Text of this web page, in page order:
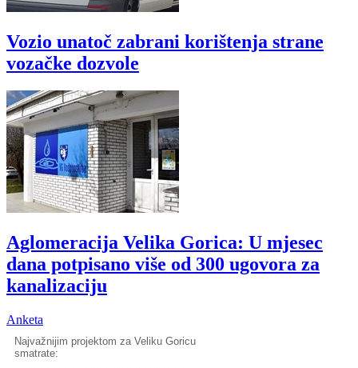
Vozio unatoč zabrani korištenja strane
vozačke dozvole
Aglomeracija Velika Gorica: U mjesec
dana potpisano više od 300 ugovora za
kanalizaciju
Anketa
Najvažnijim projektom za Veliku Goricu
smatrate: